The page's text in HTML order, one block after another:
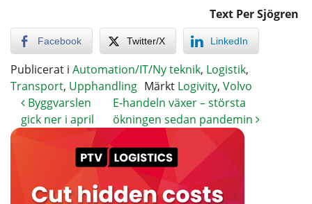
Text Per Sjögren
Facebook Twitter/X LinkedIn
Publicerat i Automation/IT/Ny teknik, Logistik,
Transport, Upphandling Märkt Logivity, Volvo
Byggvarslen
gick ner i april
E-handeln växer – största
ökningen sedan pandemin